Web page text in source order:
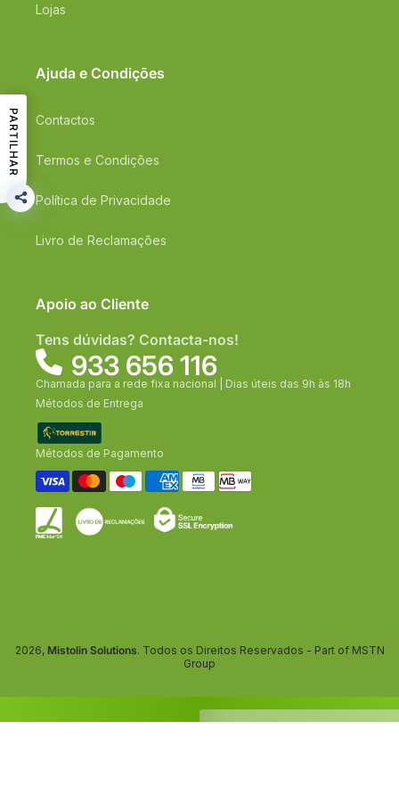
Lojas
Ajuda e Condições
Contactos
Termos e Condições
Política de Privacidade
Livro de Reclamações
Apoio ao Cliente
Tens dúvidas? Contacta-nos!
933 656 116
Chamada para a rede fixa nacional | Dias úteis das 9h às 18h
Métodos de Entrega
Métodos de Pagamento
2026, Mistolin Solutions. Todos os Direitos Reservados - Part of MSTN
Group
PARTILHAR